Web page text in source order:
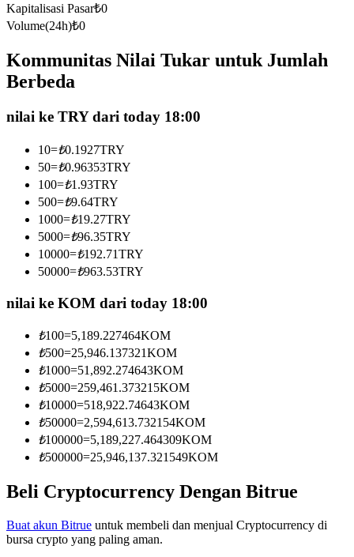
Menjadi Pedagang Salinan
Nikmati pembagian keuntungan dan komisi copy trading
Informasi
Analisis data besar termasuk info perdagangan, dll.
Memandu
Kapitalisasi Pasar₺0
Volume(24h)₺0
Kommunitas Nilai Tukar untuk Jumlah
Berbeda
nilai ke TRY dari today 18:00
10=₺0.1927TRY
50=₺0.96353TRY
100=₺1.93TRY
500=₺9.64TRY
1000=₺19.27TRY
5000=₺96.35TRY
10000=₺192.71TRY
50000=₺963.53TRY
nilai ke KOM dari today 18:00
₺100=5,189.227464KOM
₺500=25,946.137321KOM
₺1000=51,892.274643KOM
₺5000=259,461.373215KOM
₺10000=518,922.74643KOM
₺50000=2,594,613.732154KOM
₺100000=5,189,227.464309KOM
₺500000=25,946,137.321549KOM
Beli Cryptocurrency Dengan Bitrue
Buat akun Bitrue untuk membeli dan menjual Cryptocurrency di
bursa crypto yang paling aman.